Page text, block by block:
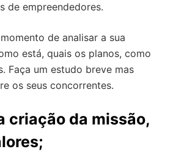
de empreendedores.
de analisar a sua
está, quais os planos, como
Faça um estudo breve mas
os seus concorrentes.
criação da missão,